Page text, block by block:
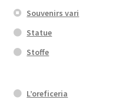
Souvenirs vari
Statue
Stoffe
L’oreficeria